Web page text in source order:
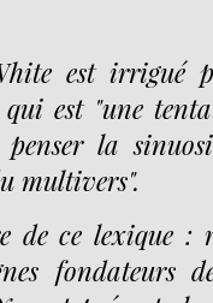
est irrigué
est "une
la
multivers".
de ce lexique :
fondateurs